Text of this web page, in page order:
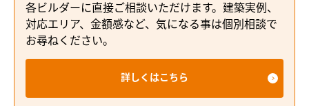
各ビルダーに直接ご相談いただけます。建築実例、
対応エリア、金額感など、気になる事は個別相談で
お尋ねください。
詳しくはこちら